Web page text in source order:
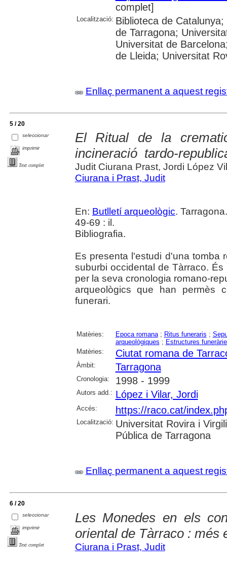
complet]
Localització: Biblioteca de
de Tarragona;
Universitat de
de Lleida; Universitat
Enllaç permanent a aquest
5 / 20
seleccionar
imprimir
Text complet
El Ritual de la
incineració tardo-
Judit Ciurana Prast, Jordi López
Ciurana i Prast, Judit
En: Butlletí arqueològic.
49-69 : il.
Bibliografia.
Es presenta l'estudi d'una tomba
suburbi occidental de Tàrraco.
per la seva cronologia romano-
arqueològics que han permès
funerari.
Matèries: Epoca romana; Ritus funeraris ;
arqueològiques ; Estructures
Matèries:
Ciutat romana de
Àmbit: Tarragona
Cronologia: 1998 - 1999
Autors add.: López i Vilar, Jordi
Accés: https://raco.cat/
Localització: Universitat Rovira i
Pública de Tarragona
Enllaç permanent a aquest
6 / 20
seleccionar
imprimir
Text complet
Les Monedes en els
oriental de Tàrraco : més
Ciurana i Prast, Judit